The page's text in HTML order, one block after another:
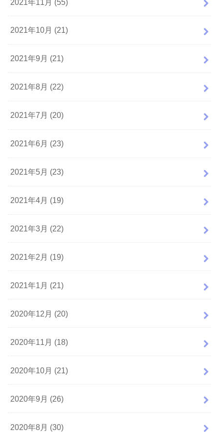
2021年10月 (21)
2021年9月 (21)
2021年8月 (22)
2021年7月 (20)
2021年6月 (23)
2021年5月 (23)
2021年4月 (19)
2021年3月 (22)
2021年2月 (19)
2021年1月 (21)
2020年12月 (20)
2020年11月 (18)
2020年10月 (21)
2020年9月 (26)
2020年8月 (30)